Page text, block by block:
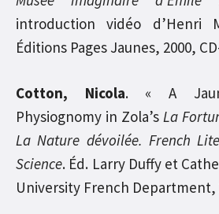
introduction vidéo d’Henri
Éditions Pages Jaunes, 2000,
Cotton, Nicola. « A
Physiognomy in Zola’s La
La Nature dévoilée. French
Science. Éd. Larry Duffy et
University French Department,